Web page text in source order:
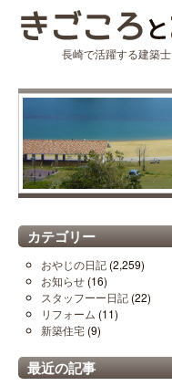
長崎で活躍する建築
カテゴリー
おやじの日記 (2,259)
お知らせ (16)
スタッフーー日記 (22)
リフォーム (11)
新築住宅 (9)
最近の記事